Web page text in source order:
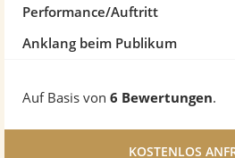
Performance/Auftritt
Anklang beim Publikum
Auf Basis von 6 Bewertungen.